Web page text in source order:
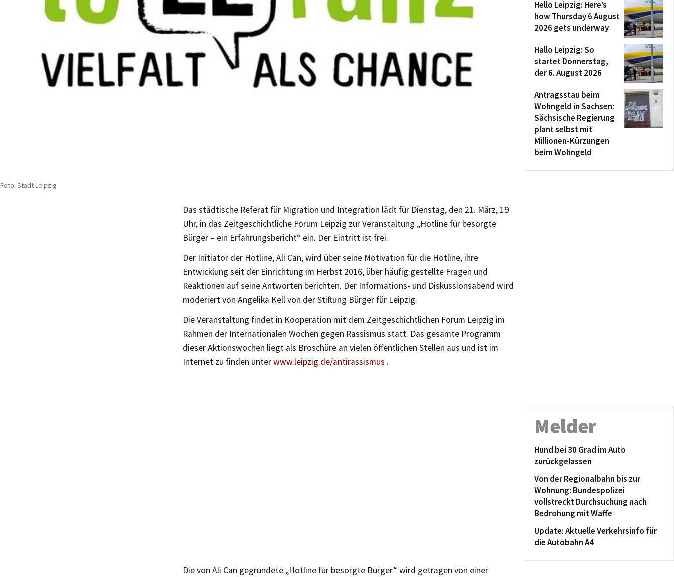
Foto: Stadt Leipzig
Das städtische Referat für Migration und Integration lädt für Dienstag, den 21. März, 19
Uhr, in das Zeitgeschichtliche Forum Leipzig zur Veranstaltung „Hotline für besorgte
Bürger – ein Erfahrungsbericht“ ein. Der Eintritt ist frei.
Der Initiator der Hotline, Ali Can, wird über seine Motivation für die Hotline, ihre
Entwicklung seit der Einrichtung im Herbst 2016, über häufig gestellte Fragen und
Reaktionen auf seine Antworten berichten. Der Informations- und Diskussionsabend wird
moderiert von Angelika Kell von der Stiftung Bürger für Leipzig.
Die Veranstaltung findet in Kooperation mit dem Zeitgeschichtlichen Forum Leipzig im
Rahmen der Internationalen Wochen gegen Rassismus statt. Das gesamte Programm
dieser Aktionswochen liegt als Broschüre an vielen öffentlichen Stellen aus und ist im
Internet zu finden unterwww.leipzig.de/antirassismus .
Die von Ali Can gegründete „Hotline für besorgte Bürger“ wird getragen von einer
Hello Leipzig: Here’s
how Thursday 6 August
2026 gets underway
Hallo Leipzig: So
startet Donnerstag,
der 6. August 2026
Antragsstau beim
Wohngeld in Sachsen:
Sächsische Regierung
plant selbst mit
Millionen-Kürzungen
beim Wohngeld
Melder
Hund bei 30 Grad im Auto
zurückgelassen
Von der Regionalbahn bis zur
Wohnung: Bundespolizei
vollstreckt Durchsuchung nach
Bedrohung mit Waffe
Update: Aktuelle Verkehrsinfo für
die Autobahn A4